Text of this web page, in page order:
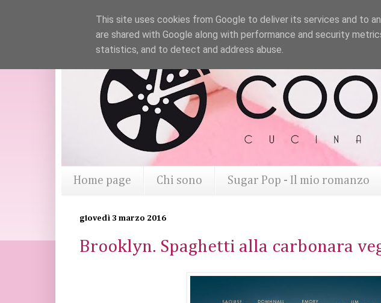
Home page Chi sono Sugar Pop - Il mio romanzo
giovedì 3 marzo 2016
Brooklyn. Spaghetti alla carbonara
This site uses cookies from Google to deliver its services and to
are shared with Google along with performance and security
statistics, and to detect and address abuse.